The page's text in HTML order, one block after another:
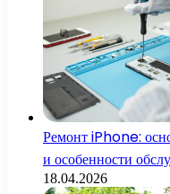
Ремонт iPhone:
и особенности
18.04.2026